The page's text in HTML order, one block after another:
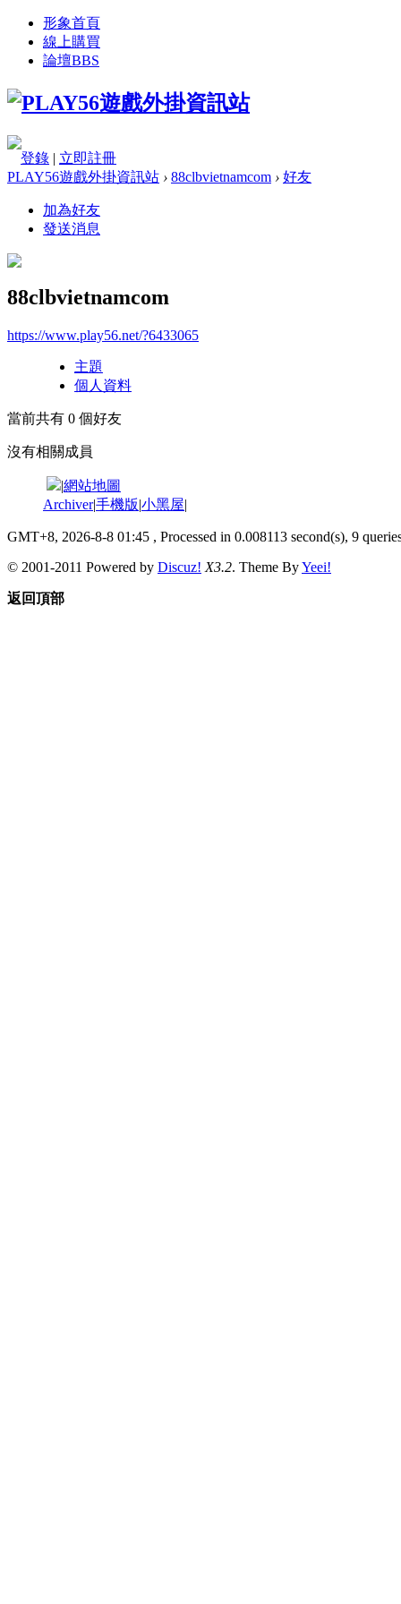
形象首頁
線上購買
論壇BBS
登錄 | 立即註冊
PLAY56遊戲外掛資訊站 › 88clbvietnamcom › 好友
加為好友
發送消息
88clbvietnamcom
https://www.play56.net/?6433065
主題
個人資料
當前共有 0 個好友
沒有相關成員
|網站地圖
Archiver|手機版|小黑屋|
GMT+8, 2026-8-8 01:45 , Processed in 0.008113 second(s), 9
© 2001-2011 Powered by Discuz! X3.2. Theme ByYeei!
返回頂部